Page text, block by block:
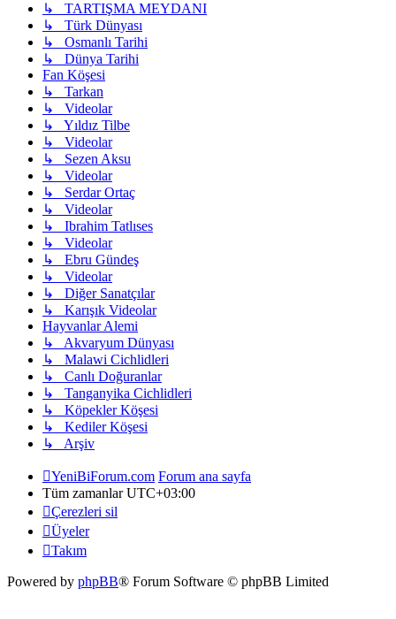
↳ TARTIŞMA MEYDANI
↳ Türk Dünyası
↳ Osmanlı Tarihi
↳ Dünya Tarihi
Fan Köşesi
↳ Tarkan
↳ Videolar
↳ Yıldız Tilbe
↳ Videolar
↳ Sezen Aksu
↳ Videolar
↳ Serdar Ortaç
↳ Videolar
↳ Ibrahim Tatlıses
↳ Videolar
↳ Ebru Gündeş
↳ Videolar
↳ Diğer Sanatçılar
↳ Karışık Videolar
Hayvanlar Alemi
↳ Akvaryum Dünyası
↳ Malawi Cichlidleri
↳ Canlı Doğuranlar
↳ Tanganyika Cichlidleri
↳ Köpekler Köşesi
↳ Kediler Köşesi
↳ Arşiv
YeniBiForum.com Forum ana sayfa
Tüm zamanlarUTC+03:00
Çerezleri sil
Üyeler
Takım
Powered by phpBB® Forum Software © phpBB Limited